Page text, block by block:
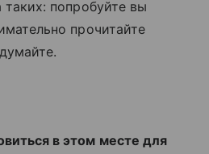
попробуйте вы
прочитайте
в этом месте для